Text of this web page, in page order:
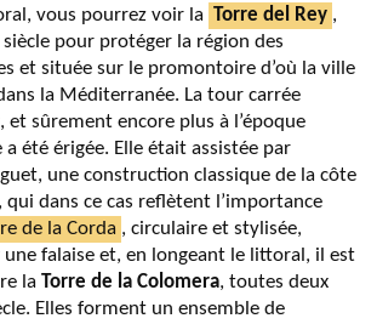
vous pourrez voir la Torre del Rey ,
siècle pour protéger la région des
et située sur le promontoire d’où la ville
la Méditerranée. La tour carrée
et sûrement encore plus à l’époque
été érigée. Elle était assistée par
une construction classique de la côte
dans ce cas reflètent l’importance
de la Corda , circulaire et stylisée,
une falaise et, en longeant le littoral, il est
la Torre de la Colomera, toutes deux
Elles forment un ensemble de